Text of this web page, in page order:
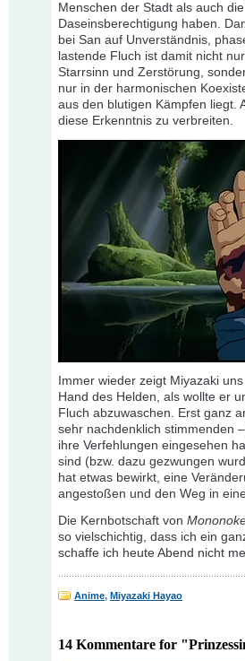
Menschen der Stadt als auch
Daseinsberechtigung haben.
bei San auf Unverständnis,
lastende Fluch ist damit nicht
Starrsinn und Zerstörung,
nur in der harmonischen
aus den blutigen Kämpfen liegt.
diese Erkenntnis zu verbreiten.
Immer wieder zeigt Miyazaki
Hand des Helden, als wollte er
Fluch abzuwaschen. Erst ganz
sehr nachdenklich stimmenden
ihre Verfehlungen eingesehen
sind (bzw. dazu gezwungen
hat etwas bewirkt, eine
angestoßen und den Weg in
Die Kernbotschaft von
so vielschichtig, dass ich ein
schaffe ich heute Abend nicht
Anime, Miyazaki Hayao
14 Kommentare for